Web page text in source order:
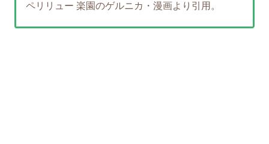
ペリリュー 楽園のゲルニカ・漫画より引用。